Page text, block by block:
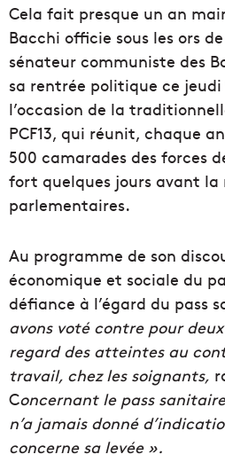
Cela fait presque un an
Bacchi officie sous les ors
sénateur communiste des
sa rentrée politique ce
l’occasion de la
PCF13, qui réunit, chaque
500 camarades des forces
fort quelques jours avant la
parlementaires.
Au programme de son
économique et sociale du
défiance à l’égard du pass
avons voté contre pour
regard des atteintes au
travail, chez les soignants,
Concernant le pass
n’a jamais donné
concerne sa levée ».